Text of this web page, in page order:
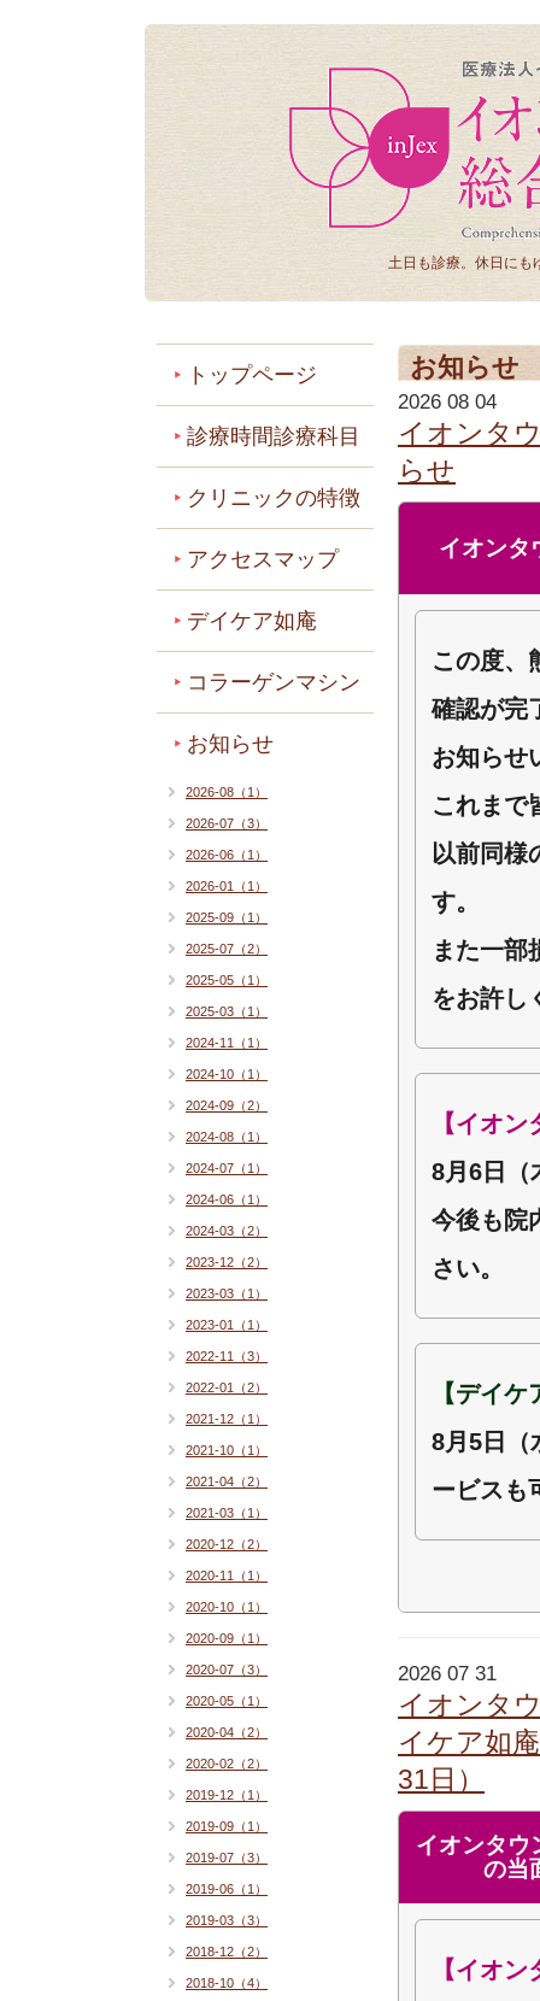
土日も診療。休日にも
お知らせ
2026 08 04
イオンタ
らせ
イオンタ
この度、
確認が完
お知らせ
これまで
以前同様
す。
また一部
をお許し
【イオ
8月6日（
今後も院
さい。
【デイ
8月5日（
ービスも
2026 07 31
イオンタ
イケア如
31日）
イオンタウ
の当
【イオ
トップページ
診療時間診療科目
クリニックの特徴
アクセスマップ
デイケア如庵
コラーゲンマシン
お知らせ
2026-08（1）
2026-07（3）
2026-06（1）
2026-01（1）
2025-09（1）
2025-07（2）
2025-05（1）
2025-03（1）
2024-11（1）
2024-10（1）
2024-09（2）
2024-08（1）
2024-07（1）
2024-06（1）
2024-03（2）
2023-12（2）
2023-03（1）
2023-01（1）
2022-11（3）
2022-01（2）
2021-12（1）
2021-10（1）
2021-04（2）
2021-03（1）
2020-12（2）
2020-11（1）
2020-10（1）
2020-09（1）
2020-07（3）
2020-05（1）
2020-04（2）
2020-02（2）
2019-12（1）
2019-09（1）
2019-07（3）
2019-06（1）
2019-03（3）
2018-12（2）
2018-10（4）